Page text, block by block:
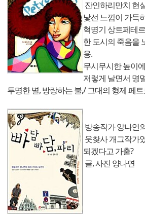
잔인하리만치 현
낯선 느낌이 가득
혁명기 상트페테
한 도시의 죽음을
용.
무시무시한 높이
저렇게 날면서 명
투명한 별, 방랑하는 불,/ 그대의 형제 페
방송작가 양나연
웃찾사 개그작가
되겠다고 가출?
글, 사진 양나연